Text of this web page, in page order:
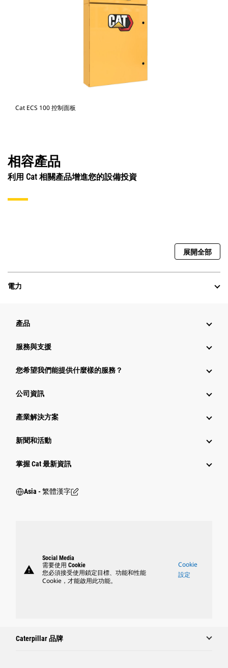
Cat ECS 100 控制面板
相容產品
利用 Cat 相關產品增進您的設備投資
展開全部
電力
產品
服務與支援
您希望我們能提供什麼樣的服務？
公司資訊
產業解決方案
新聞和活動
掌握 Cat 最新資訊
Asia - 繁體漢字
warning
Social Media
需要使用 Cookie
您必須接受使用鎖定目標、功能和性能
Cookie，才能啟用此功能。
Cookie
設定
Caterpillar 品牌